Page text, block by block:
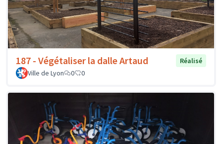
187 - Végétaliser la dalle Artaud
Réalisé
Ville de Lyon
0 0